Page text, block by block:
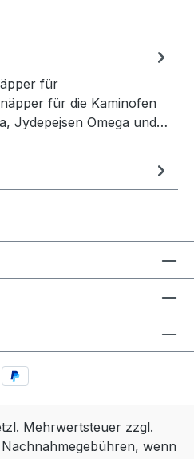
für
für die Kaminofen
Jydepejsen Omega und…
Mehrwertsteuer zzgl.
wenn